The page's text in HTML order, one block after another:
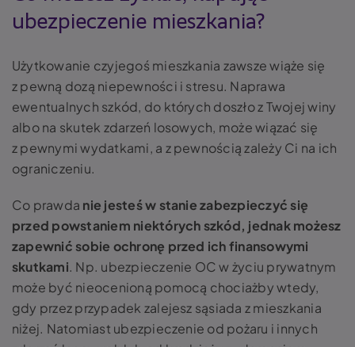
ubezpieczenie mieszkania?
Użytkowanie czyjegoś mieszkania zawsze wiąże się
z pewną dozą niepewności i stresu. Naprawa
ewentualnych szkód, do których doszło z Twojej winy
albo na skutek zdarzeń losowych, może wiązać się
z pewnymi wydatkami, a z pewnością zależy Ci na ich
ograniczeniu.
Co prawda nie jesteś w stanie zabezpieczyć się
przed powstaniem niektórych szkód, jednak możesz
zapewnić sobie ochronę przed ich finansowymi
skutkami. Np. ubezpieczenie OC w życiu prywatnym
może być nieocenioną pomocą chociażby wtedy,
gdy przez przypadek zalejesz sąsiada z mieszkania
niżej. Natomiast ubezpieczenie od pożaru i innych